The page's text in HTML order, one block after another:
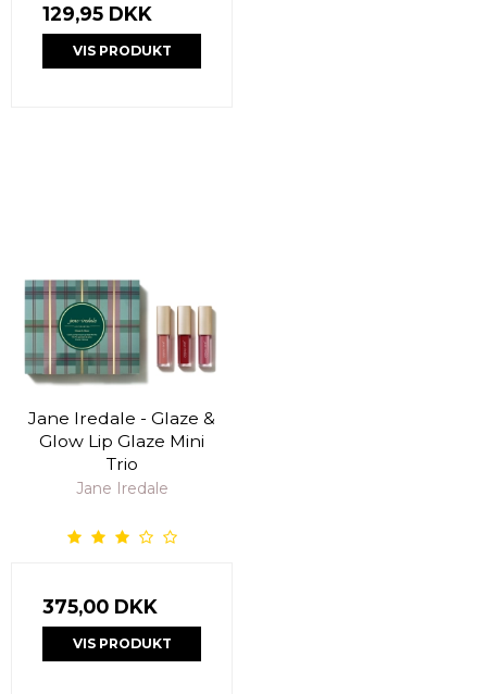
129,95 DKK
VIS PRODUKT
Jane Iredale - Glaze &
Glow Lip Glaze Mini
Trio
Jane Iredale
375,00 DKK
VIS PRODUKT